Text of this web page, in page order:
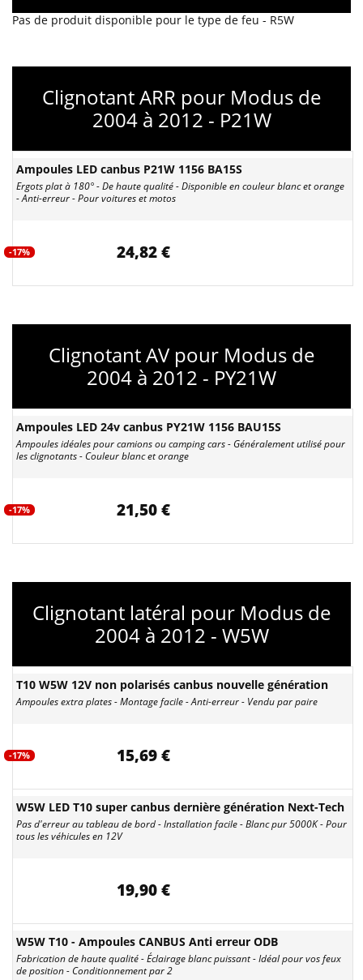
Pas de produit disponible pour le type de feu - R5W
Clignotant ARR pour Modus de
2004 à 2012 - P21W
Ampoules LED canbus P21W 1156 BA15S
Ergots plat à 180° - De haute qualité - Disponible en couleur blanc et orange
- Anti-erreur - Pour voitures et motos
-17% 24,82 €
Clignotant AV pour Modus de
2004 à 2012 - PY21W
Ampoules LED 24v canbus PY21W 1156 BAU15S
Ampoules idéales pour camions ou camping cars - Généralement utilisé pour
les clignotants - Couleur blanc et orange
-17% 21,50 €
Clignotant latéral pour Modus de
2004 à 2012 - W5W
T10 W5W 12V non polarisés canbus nouvelle génération
Ampoules extra plates - Montage facile - Anti-erreur - Vendu par paire
-17% 15,69 €
W5W LED T10 super canbus dernière génération Next-Tech
Pas d'erreur au tableau de bord - Installation facile - Blanc pur 5000K - Pour
tous les véhicules en 12V
19,90 €
W5W T10 - Ampoules CANBUS Anti erreur ODB
Fabrication de haute qualité - Éclairage blanc puissant - Idéal pour vos feux
de position - Conditionnement par 2